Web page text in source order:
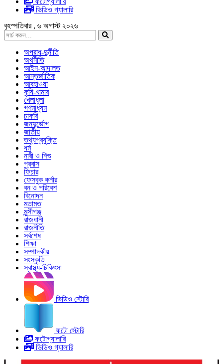
ভিডিও গ্যালারি
বৃহস্পতিবার , ৬ অগাস্ট ২০২৬
অপরাধ-দুর্নীতি
অর্থনীতি
আইন-আদালত
আন্তর্জাতিক
আবহাওয়া
কৃষি-খামার
খেলাধুলা
গণমাধ্যম
চাকরি
জনদুর্ভোগ
জাতীয়
তথ্যপ্রযুক্তি
ধর্ম
নারী ও শিশু
প্রবাস
ফিচার
ফেসবুক কর্নার
বন ও পরিবেশ
বিনোদন
মতামত
মুন্সীগঞ্জ
রাজধানী
রাজনীতি
সর্বশেষ
শিক্ষা
সম্পাদকীয়
সংস্কৃতি
স্বাস্থ্য-চিকিৎসা
ভিডিও স্টোরি
ফটো স্টোরি
ফটোগ্যালারি
ভিডিও গ্যালারি